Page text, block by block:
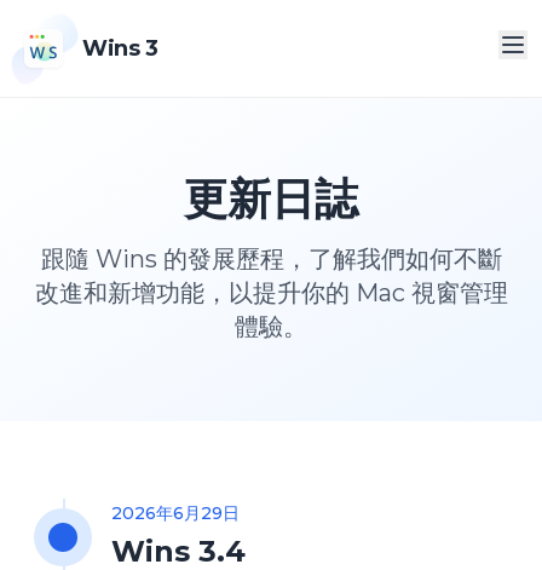
Wins 3
更新日誌
跟隨 Wins 的發展歷程，了解我們如何不斷
改進和新增功能，以提升你的 Mac 視窗管理
體驗。
2026年6月29日
Wins 3.4